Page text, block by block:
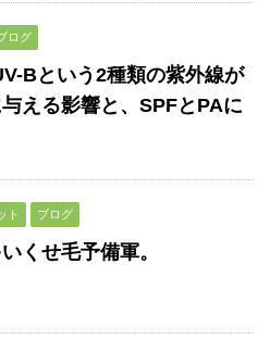
ログ
Bという2種類の紫外線が
える影響と、SPFとPAに
ト ブログ
くせ毛予備軍。